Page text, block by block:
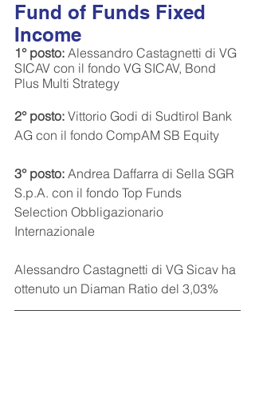
Fund of Funds Fixed
Income
1° posto: Alessandro Castagnetti di VG
SICAV con il fondo VG SICAV, Bond
Plus Multi Strategy
2° posto: Vittorio Godi di Sudtirol Bank
AG con il fondo CompAM SB Equity
3° posto: Andrea Daffarra di Sella SGR
S.p.A. con il fondo Top Funds
Selection Obbligazionario
Internazionale
Alessandro Castagnetti di VG Sicav ha
ottenuto un Diaman Ratio del 3,03%